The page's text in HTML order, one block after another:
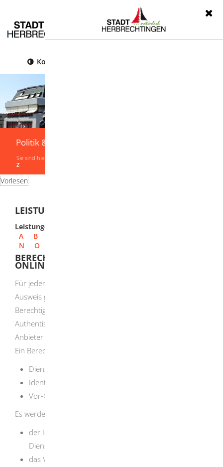
Kontrast
Politik & Verwaltung
Sie sind hier:
Z
Vorlesen
LEISTUNGEN VON A-Z
Leistungen
A
B
N
O
BERECHTIGUNGSZERTIFIKAT FÜR DIE
ONLINE-AUSWEISFUNKTION BEANTRAGEN
Für jeden elektronischen Dienst, der mit dem Online-
Ausweis genutzt werden kann, ist ein
Berechtigungszertifikat erforderlich, welches zur
Authentisierung und Authentifizierung von Nutzer und
Anbieter berechtigt.
Ein Berechtigungszertifikat beantragen können:
Diensteanbieter und
Identifizierungsdiensteanbieter
Vor-Ort-Diensteanbieter
Es werden folgende Berechtigungen unterschieden:
der Identitätsnachweis gegenüber Online-
Diensteanbietern,
das Vor-Ort-Auslesen bei Diensteanbietern und